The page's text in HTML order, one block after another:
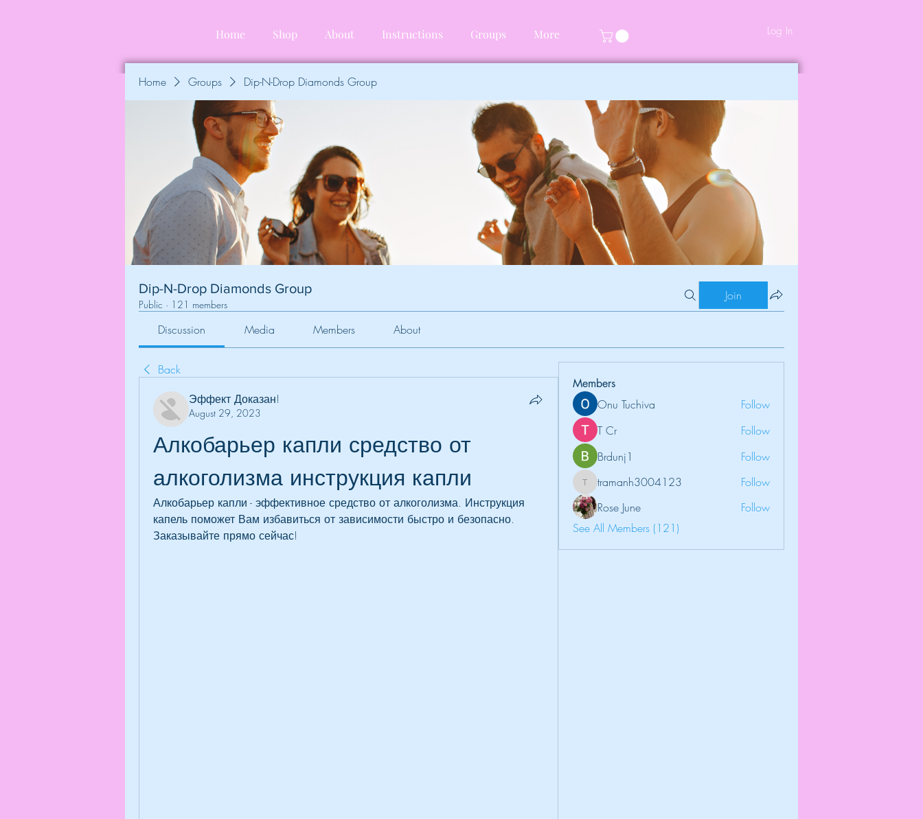
Home Shop About Instructions Groups More Log In
Home Groups Dip-N-Drop Diamonds Group
Dip-N-Drop Diamonds Group
Public · 121 members
Join
Discussion Media Members About
Back
Эффект Доказан!
August 29, 2023
Алкобарьер капли средство от
алкоголизма инструкция капли
Алкобарьер капли - эффективное средство от алкоголизма. Инструкция
капель поможет Вам избавиться от зависимости быстро и безопасно.
Заказывайте прямо сейчас!
Members
Onu Tuchiva
Follow
T Cr
Follow
Brdunj1
Follow
tramanh3004123
tramanh3004123
Follow
Rose June
Follow
See All Members (121)